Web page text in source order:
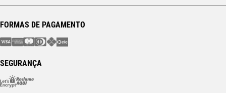
FORMAS DE PAGAMENTO
SEGURANÇA